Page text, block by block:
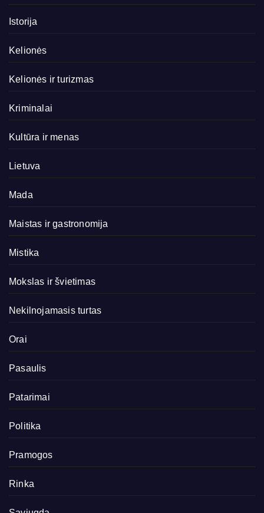
Istorija
Kelionės
Kelionės ir turizmas
Kriminalai
Kultūra ir menas
Lietuva
Mada
Maistas ir gastronomija
Mistika
Mokslas ir švietimas
Nekilnojamasis turtas
Orai
Pasaulis
Patarimai
Politika
Pramogos
Rinka